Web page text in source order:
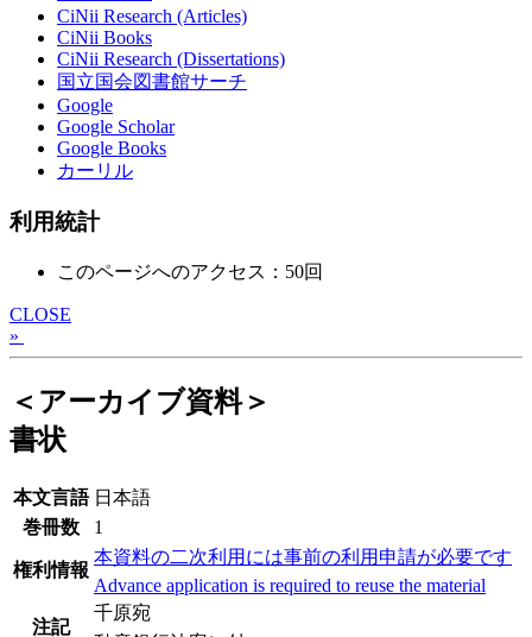
CiNii Research (Articles)
CiNii Books
CiNii Research (Dissertations)
国立国会図書館サーチ
Google
Google Scholar
Google Books
カーリル
利用統計
このページへのアクセス：50回
CLOSE
»
＜アーカイブ資料＞
書状
本文言語 日本語
巻冊数
1
権利情報
本資料の二次利用には事前の利用申請が必要です
Advance application is required to reuse the material
注記
千原宛